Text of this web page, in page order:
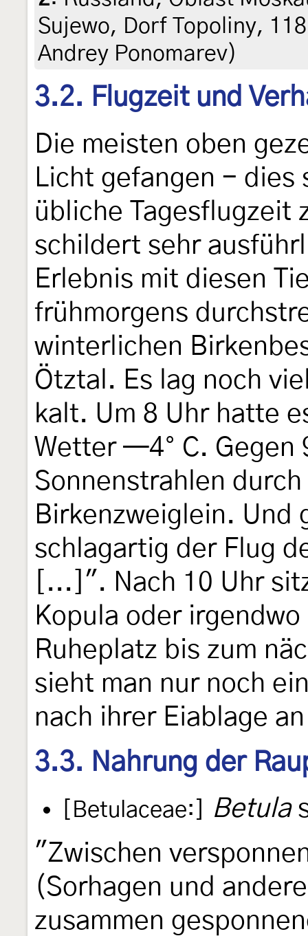
Sujewo, Dorf Topoliny,
Andrey Ponomarev)
3.2. Flugzeit und
Die meisten oben
Licht gefangen - dies
übliche Tagesflugzeit
schildert sehr
Erlebnis mit diesen
frühmorgens
winterlichen
Ötztal. Es lag noch
kalt. Um 8 Uhr hatte
Wetter —4° C. Gegen
Sonnenstrahlen
Birkenzweiglein. Und
schlagartig der Flug
[...]". Nach 10 Uhr
Kopula oder
Ruheplatz bis zum
sieht man nur noch
nach ihrer Eiablage
3.3. Nahrung der
[Betulaceae:] Betula
"Zwischen
(Sorhagen und
zusammen